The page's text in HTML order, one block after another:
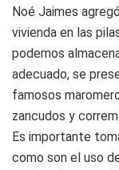
Noé Jaimes
vivienda en las
podemos
adecuado, se
famosos
zancudos y
Es importante
como son el uso